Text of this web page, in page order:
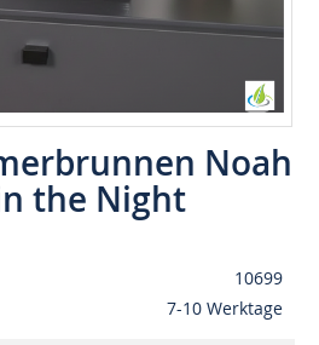
Noah
the Night
10699
7-10 Werktage